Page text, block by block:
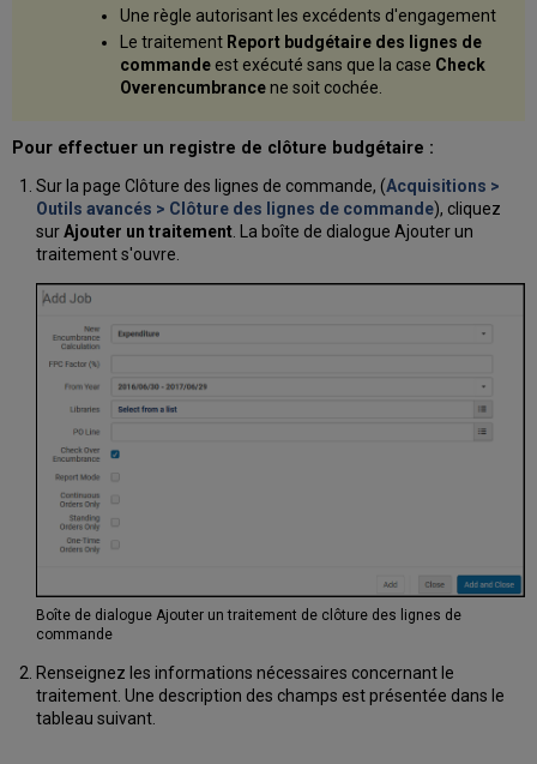
Une règle autorisant les excédents d'engagement
Le traitement Report budgétaire des lignes de
commande est exécuté sans que la case Check
Overencumbrancene soit cochée.
Pour effectuer un registre de clôture budgétaire :
Sur la page Clôture des lignes de commande, (Acquisitions >
Outils avancés > Clôture des lignes de commande), cliquez
surAjouter un traitement. La boîte de dialogue Ajouter un
traitement s'ouvre.
Boîte de dialogue Ajouter un traitement de clôture des lignes de
commande
Renseignez les informations nécessaires concernant le
traitement. Une description des champs est présentée dans le
tableau suivant.